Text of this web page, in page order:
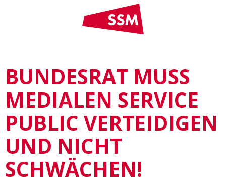
BUNDESRAT MUSS
MEDIALEN SERVICE
PUBLIC VERTEIDIGEN
UND NICHT
SCHWÄCHEN!